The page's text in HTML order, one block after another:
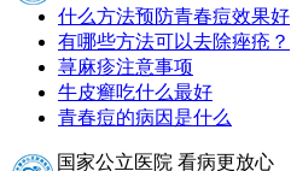
什么方法预防青春痘效果好
有哪些方法可以去除痤疮？
荨麻疹注意事项
牛皮癣吃什么最好
青春痘的病因是什么
国家公立医院 看病更放心